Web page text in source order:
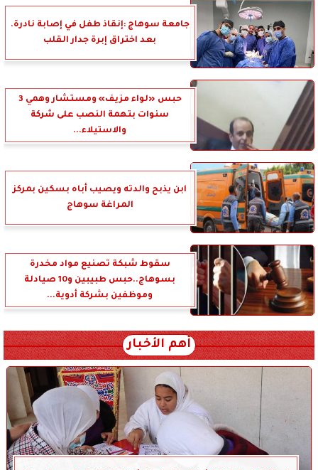
جامعة سوهاج :إنقاذ طفل في إصابة نادرة.
بعد اختراق إبرة جدار القلب
حبس «لواء مزيف» ومستشار وهمي 3
سنوات بتهمة النصب على شركة
والاستيلاء...
ابن يذبح والدته ويصيب أباه بسكين بمركز
المراغة سوهاج
سقوط شبكة تصنيع مواد مخدرة
بسوهاج..حبس طبيبين و10 صيادلة
وموظفين بشركة أدوية...
أهم الأخبار